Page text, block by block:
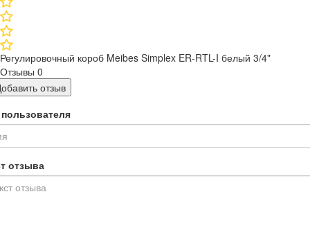
Регулировочный короб Meibes Simplex ER-RTL-I белый 3/4"
Отзывы 0
отзыв
отзыва